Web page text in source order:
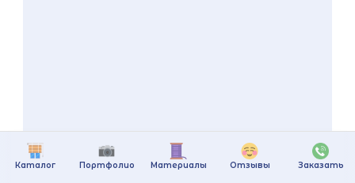
Каталог Портфолио Материалы Отзывы Заказать